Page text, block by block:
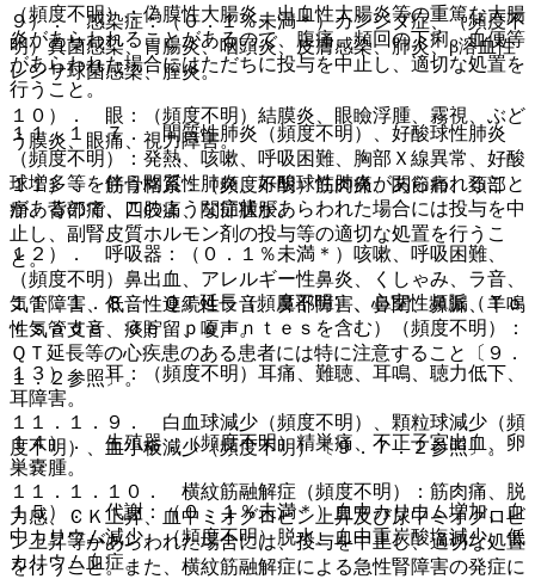
９）． 感染症：（０．１％未満＊）カンジダ症、（頻度不
明）真菌感染、胃腸炎、咽頭炎、皮膚感染、肺炎、β溶血性
レンサ球菌感染、膣炎。
１０）． 眼：（頻度不明）結膜炎、眼瞼浮腫、霧視、ぶど
う膜炎、眼痛、視力障害。
１１）． 筋骨格系：（頻度不明）筋肉痛、関節痛、頚部
痛、背部痛、四肢痛、関節腫脹。
１２）． 呼吸器：（０．１％未満＊）咳嗽、呼吸困難、
（頻度不明）鼻出血、アレルギー性鼻炎、くしゃみ、ラ音、
気管障害、低音性連続性ラ音、鼻部障害、鼻閉、鼻漏、羊鳴
性気管支音、痰貯留、嗄声。
１３）． 耳：（頻度不明）耳痛、難聴、耳鳴、聴力低下、
耳障害。
１４）． 生殖器：（頻度不明）精巣痛、不正子宮出血、卵
巣嚢腫。
１５）． 代謝：（０．１％未満＊）血中カリウム増加、血
中カリウム減少、（頻度不明）脱水、血中重炭酸塩減少、低
カリウム血症。
（頻度不明）：偽膜性大腸炎、出血性大腸炎等の重篤な大腸
炎があらわれることがあるので、腹痛、頻回の下痢、血便等
があらわれた場合にはただちに投与を中止し、適切な処置を
行うこと。
１１．１．７． 間質性肺炎（頻度不明）、好酸球性肺炎
（頻度不明）：発熱、咳嗽、呼吸困難、胸部Ｘ線異常、好酸
球増多等を伴う間質性肺炎、好酸球性肺炎があらわれること
があるので、このような症状があらわれた場合には投与を中
止し、副腎皮質ホルモン剤の投与等の適切な処置を行うこ
と。
１１．１．８． ＱＴ延長（頻度不明）、心室性頻脈（Ｔｏ
ｒｓａｄｅ ｄｅ ｐｏｉｎｔｅｓを含む）（頻度不明）：
ＱＴ延長等の心疾患のある患者には特に注意すること〔９．
１．２参照〕。
１１．１．９． 白血球減少（頻度不明）、顆粒球減少（頻
度不明）、血小板減少（頻度不明）〔９．７．２参照〕。
１１．１．１０． 横紋筋融解症（頻度不明）：筋肉痛、脱
力感、ＣＫ上昇、血中ミオグロビン上昇及び尿中ミオグロビ
ン上昇等があらわれた場合には、投与を中止し、適切な処置
を行うこと。また、横紋筋融解症による急性腎障害の発症に